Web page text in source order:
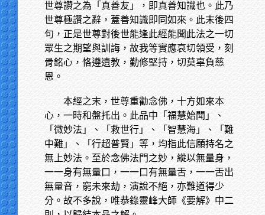
世尊讚之為「真善友」，即真善知識也。此乃
世尊極讚之辭，蓋善知識即同如來。此末後四
句，正是世尊對後世能逢此經能聞此法之一切
眾生之期望與訓誨，故我等實應哀切領受，刻
骨銘心，恪遵遺教，勤修堅持，切莫辜負慈
恩。
本經之末，世尊重勸念佛，十方如來本
心，一時和盤托出。此品中「福慧始聞」、
「微妙法」、「救世行」、「智慧海」、「難
中難」、「行超普賢」等，均指此信願持名之
無上妙法。至於念佛法門之妙，縱以無量身，
一一身有無量口，一一口有無量舌，一一舌出
無量音，窮未來劫，演說不絕，亦難道得少
分。故不多說，唯恭錄靈峰大師《要解》中二